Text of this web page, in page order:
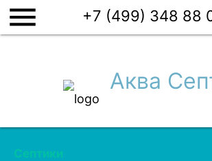
menu +7 (499) 348 88
Аква
Септики